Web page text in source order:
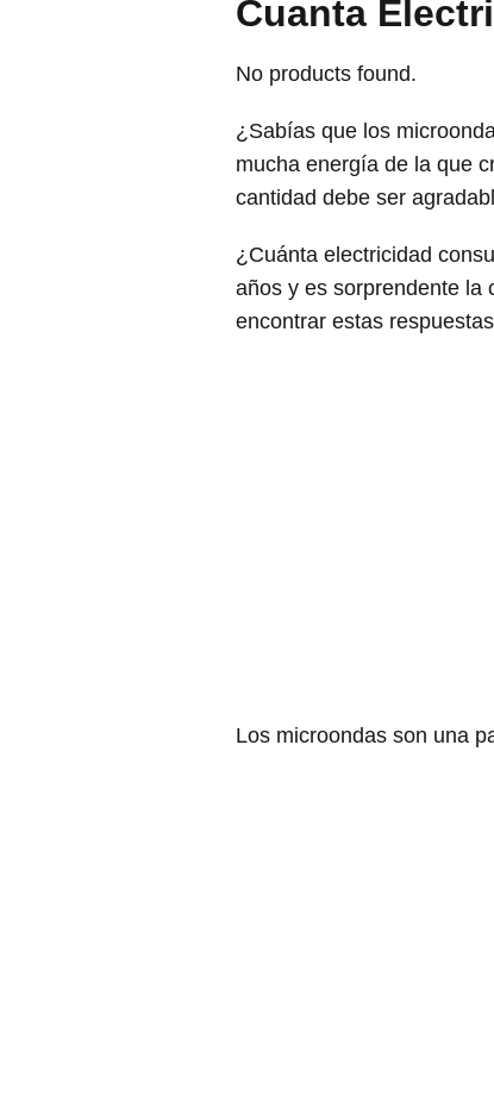
Cuanta
No products found.
¿Sabías que los
mucha energía de la que
cantidad debe ser
¿Cuánta electricidad
años y es sorprendente la
encontrar estas
Los microondas son una